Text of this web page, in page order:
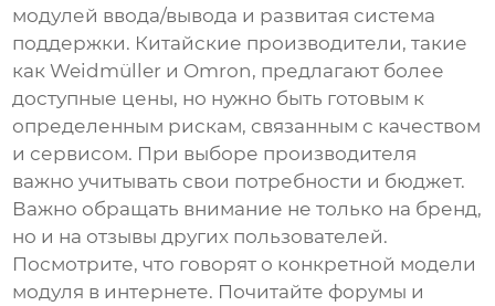
модулей ввода/вывода и развитая система
поддержки. Китайские производители, такие
как Weidmüller и Omron, предлагают более
доступные цены, но нужно быть готовым к
определенным рискам, связанным с качеством
и сервисом. При выборе производителя
важно учитывать свои потребности и бюджет.
Важно обращать внимание не только на бренд,
но и на отзывы других пользователей.
Посмотрите, что говорят о конкретной модели
модуля в интернете. Почитайте форумы и